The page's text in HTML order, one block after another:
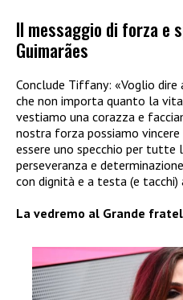
Il messaggio di forza e
Guimarães
Conclude Tiffany: «Voglio
che non importa quanto la
vestiamo una corazza e
nostra forza possiamo
essere uno specchio per tutte
perseveranza e
con dignità e a testa (e tacchi)
La vedremo al Grande